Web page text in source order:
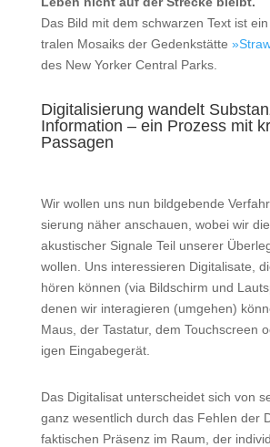
Das Bild mit dem schwar­zen Text ist
tra­len Mosa­iks der Gedenk­stät­te
des New Yor­ker Cen­tral Parks.
Digitalisierung wandelt
Information – ein Prozess mit
Passagen
Wir wol­len uns nun bild­ge­ben­de
sie­rung näher anschau­en, wobei wir
akus­ti­scher Signa­le Teil unse­rer
wol­len. Uns inter­es­sie­ren Digi­ta­li­sa­te,
hören kön­nen (via Bild­schirm und
denen wir inter­agie­ren (umge­hen)
Maus, der Tas­ta­tur, dem Touch­screen
i­gen Eingabegerät.
Das Digi­ta­li­sat unter­schei­det sich von
ganz wesent­lich durch das Feh­len der
fak­ti­schen Prä­senz im Raum, der